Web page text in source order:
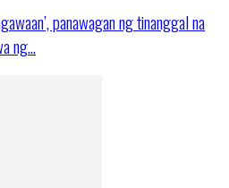
panawagan ng tinanggal na
ng…